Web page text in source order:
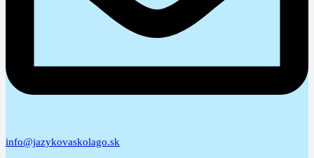
info@jazykovaskolago.sk